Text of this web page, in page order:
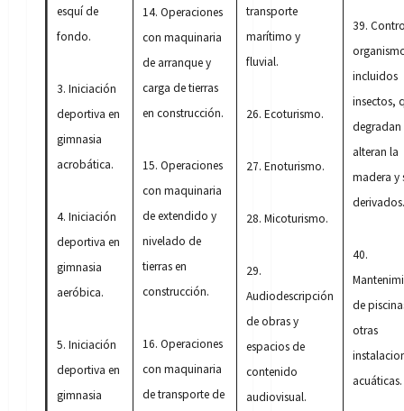
esquí de
fondo.
3. Iniciación
deportiva en
gimnasia
acrobática.
4. Iniciación
deportiva en
gimnasia
aeróbica.
5. Iniciación
deportiva en
gimnasia
14. Operaciones
con maquinaria
de arranque y
carga de tierras
en construcción.
15. Operaciones
con maquinaria
de extendido y
nivelado de
tierras en
construcción.
16. Operaciones
con maquinaria
de transporte de
transporte
marítimo y
fluvial.
26. Ecoturismo.
27. Enoturismo.
28. Micoturismo.
29.
Audiodescripción
de obras y
espacios de
contenido
audiovisual.
39.
incluidos
insectos,
degradan
alteran la
madera y
derivados.
40.
de
otras
acuáticas.